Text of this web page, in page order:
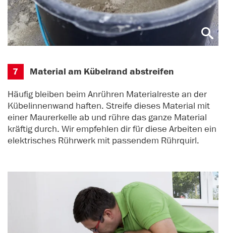
7 Material am Kübelrand abstreifen
Häufig bleiben beim Anrühren Materialreste an der
Kübelinnenwand haften. Streife dieses Material mit
einer Maurerkelle ab und rühre das ganze Material
kräftig durch. Wir empfehlen dir für diese Arbeiten ein
elektrisches Rührwerk mit passendem Rührquirl.